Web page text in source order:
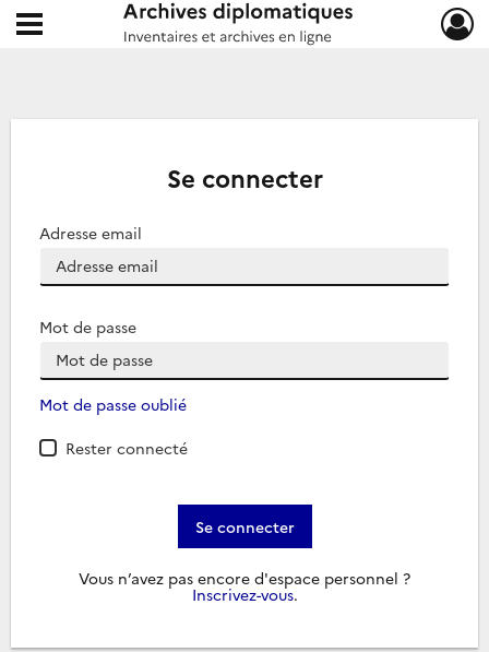
Archives diplomatiques
Ouvrir le menu déroulant
Se connecter
Adresse email
Mot de passe
Mot de passe oublié
Rester connecté
Se connecter
Vous n’avez pas encore d'espace personnel ?
Inscrivez-vous.